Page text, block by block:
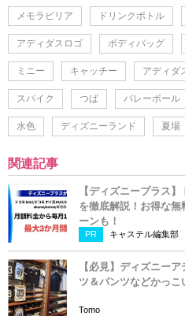
メモラビリア ドリンクボトル
アディダスロゴ ボディバッグ
ミニー キャッチー アディダ
スパイク つば バレーボール
水色 ディズニーランド 夏場
関連記事
【ディズニープラス
を徹底解説！お得な
ーンも！
PR キャステル編集部
【必見】ディズニー
ツ＆パンツなどかっこ
Tomo